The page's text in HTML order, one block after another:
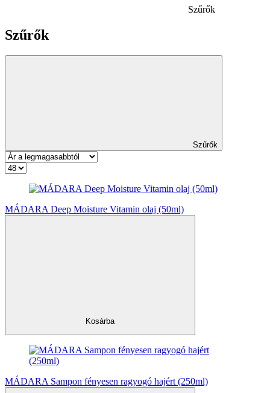
Szűrők
Szűrők
Szűrők
MÁDARA Deep Moisture Vitamin olaj (50ml)
Kosárba
MÁDARA Sampon fényesen ragyogó hajért (250ml)